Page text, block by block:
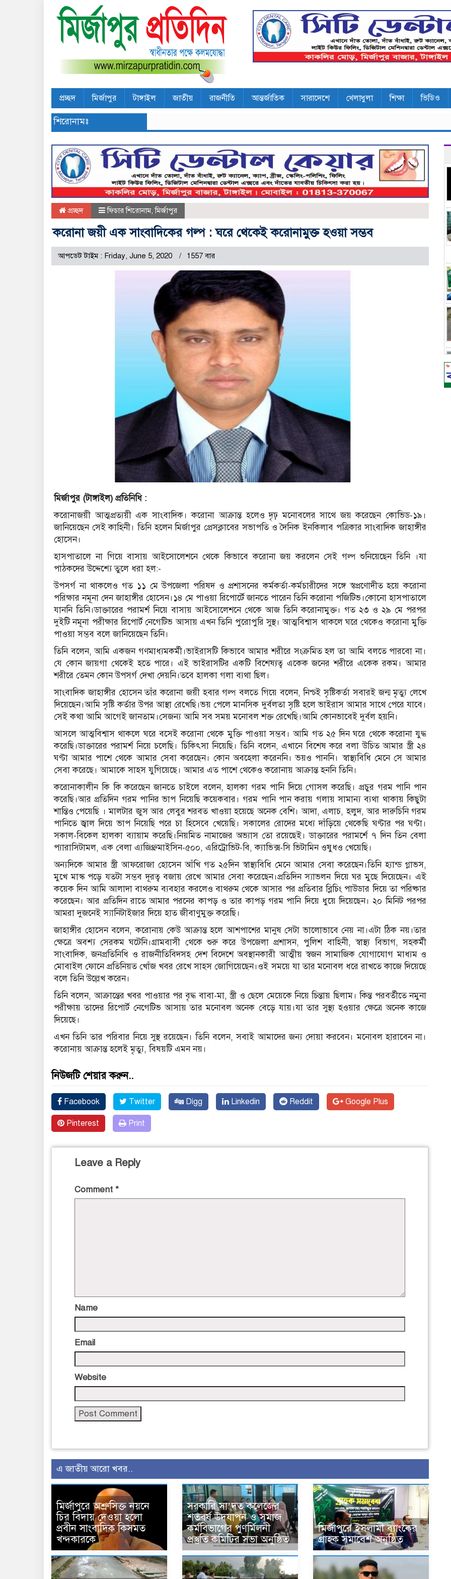
প্রচ্ছদ মির্জাপুর টাঙ্গাইল জাতীয় রাজনীতি আন্তর্জাতিক সারাদেশে খেলাধুলা শিক্ষা ভিডিও
শিরোনামঃ
প্রচ্ছদ ফিচার শিরোনাম,মির্জাপুর
করোনা জয়ী এক সাংবাদিকের গল্প : ঘরে থেকেই করোনামুক্ত হওয়া সম্ভব
আপডেট টাইম : Friday, June 5, 2020 1557 বার
মির্জাপুর (টাঙ্গাইল) প্রতিনিধি :
করোনাজয়ী আত্মপ্রত্যয়ী এক সাংবাদিক। করোনা আক্রান্ত হলেও দৃঢ় মনোবলের সাথে জয় করেছেন কোভিড-১৯।
জানিয়েছেন সেই কাহিনী। তিনি হলেন মির্জাপুর প্রেসক্লাবের সভাপতি ও দৈনিক ইনকিলাব পত্রিকার সাংবাদিক জাহাঙ্গীর
হোসেন।
হাসপাতালে না গিয়ে বাসায় আইসোলেশনে থেকে কিভাবে করোনা জয় করলেন সেই গল্প শুনিয়েছেন তিনি ।যা
পাঠকদের উদ্দেশ্যে তুলে ধরা হল:-
উপসর্গ না থাকলেও গত ১১ মে উপজেলা পরিষদ ও প্রশাসনের কর্মকর্তা-কর্মচারীদের সঙ্গে স্বপ্রণোদীত হয়ে করোনা
পরিক্ষার নমূনা দেন জাহাঙ্গীর হোসেন।১৪ মে পাওয়া রিপোর্টে জানতে পারেন তিনি করোনা পজিটিভ।কোনো হাসপাতালে
যাননি তিনি।ডাক্তারের পরামর্শ নিয়ে বাসায় আইসোলেশনে থেকে আজ তিনি করোনামুক্ত। গত ২৩ ও ২৯ মে পরপর
দুইটি নমূনা পরীক্ষার রিপোর্ট নেগেটিভ আসায় এখন তিনি পুরোপুরি সুস্থ। আত্মবিশ্বাস থাকলে ঘরে থেকেও করোনা মুক্তি
পাওয়া সম্ভব বলে জানিয়েছেন তিনি।
তিনি বলেন, আমি একজন গণমাধ্যমকর্মী।ভাইরাসটি কিভাবে আমার শরীরে সংক্রমিত হল তা আমি বলতে পারবো না।
যে কোন জায়গা থেকেই হতে পারে। এই ভাইরাসটির একটি বিশেষ্যত্ব একেক জনের শরীরে একেক রকম। আমার
শরীরে তেমন কোন উপসর্গ দেখা দেয়নি।তবে হালকা গলা ব্যথা ছিল।
সাংবাদিক জাহাঙ্গীর হোসেন তাঁর করোনা জয়ী হবার গল্প বলতে গিয়ে বলেন, নিশ্চই সৃষ্টিকর্তা সবারই জন্ম মৃত্যু লেখে
দিয়েছেন।আমি সৃষ্টি কর্তার উপর আস্থা রেখেছি।ভয় পেলে মানসিক দুর্বলতা সৃষ্টি হলে ভাইরাস আমার সাথে পেরে যাবে।
সেই কথা আমি আগেই জানতাম।সেজন্য আমি সব সময় মনোবল শক্ত রেখেছি।আমি কোনভাবেই দুর্বল হয়নি।
আসলে আত্মবিশ্বাস থাকলে ঘরে বসেই করোনা থেকে মুক্তি পাওয়া সম্ভব। আমি গত ২৫ দিন ঘরে থেকে করোনা যুদ্ধ
করেছি।ডাক্তারের পরামর্শ নিয়ে চলেছি। চিকিৎসা নিয়েছি। তিনি বলেন, এখানে বিশেষ করে বলা উচিত আমার স্ত্রী ২৪
ঘণ্টা আমার পাশে থেকে আমার সেবা করেছেন। কোন অবহেলা করেননি। ভয়ও পাননি। স্বাস্থ্যবিধি মেনে সে আমার
সেবা করেছে। আমাকে সাহস যুগিয়েছে। আমার এত পাশে থেকেও করোনায় আক্রান্ত হননি তিনি।
করোনাকালীন কি কি করেছেন জানতে চাইলে বলেন, হালকা গরম পানি দিয়ে গোসল করেছি। প্রচুর গরম পানি পান
করেছি।আর প্রতিদিন গরম পানির ভাপ নিয়েছি কয়েকবার। গরম পানি পান করায় গলায় সামান্য ব্যথা থাকায় কিছুটা
শান্তিও পেয়েছি । মালটার জুস আর লেবুর শরবত খাওয়া হয়েছে অনেক বেশি। আদা, এলাচ, হলুদ, আর দারুচিনি গরম
পানিতে জ্বাল দিয়ে ভাপ নিয়েছি পরে চা হিসেবে খেয়েছি। সকালের রোদের মধ্যে দাঁড়িয়ে থেকেছি ঘণ্টার পর ঘণ্টা।
সকাল-বিকেল হালকা ব্যায়াম করেছি।নিয়মিত নামাজের অভ্যাস তো রয়েছেই। ডাক্তারের পরামর্শে ৭ দিন তিন বেলা
প্যারাসিটামল, এক বেলা এ্যজিথ্রুমাইসিন-৫০০, এরিট্রোভিট-বি, ক্যাভিক্স-সি ভিটামিন ওষুধও খেয়েছি।
অন্যদিকে আমার স্ত্রী আফরোজা হোসেন আঁখি গত ২৫দিন স্বাস্থ্যবিধি মেনে আমার সেবা করেছেন।তিনি হ্যান্ড গ্লাভস,
মুখে মাস্ক পড়ে যতটা সম্ভব দূরত্ব বজায় রেখে আমার সেবা করেছেন।প্রতিদিন স্যাভলন দিয়ে ঘর মুছে দিয়েছেন। এই
কয়েক দিন আমি আলাদা বাথরুম ব্যবহার করলেও বাথরুম থেকে আসার পর প্রতিবার ব্লিচিং পাউডার দিয়ে তা পরিষ্কার
করেছেন। আর প্রতিদিন রাতে আমার পরনের কাপড় ও তার কাপড় গরম পানি দিয়ে ধুয়ে দিয়েছেন। ২০ মিনিট পরপর
আমরা দুজনেই স্যানিটাইজার দিয়ে হাত জীবাণুমুক্ত করেছি।
জাহাঙ্গীর হোসেন বলেন, করোনায় কেউ আক্রান্ত হলে আশপাশের মানুষ সেটা ভালোভাবে নেয় না।এটা ঠিক নয়।তার
ক্ষেত্রে অবশ্য সেরকম ঘটেনি।গ্রামবাসী থেকে শুরু করে উপজেলা প্রশাসন, পুলিশ বাহিনী, স্বাস্থ্য বিভাগ, সহকর্মী
সাংবাদিক, জনপ্রতিনিধি ও রাজনীতিবিদসহ দেশ বিদেশে অবস্থানকারী আত্মীয় স্বজন সামাজিক যোগাযোগ মাধ্যম ও
মোবাইল ফোনে প্রতিনিয়ত খোঁজ খবর রেখে সাহস জোগিয়েছেন।ওই সময়ে যা তার মনোবল ধরে রাখতে কাজে দিয়েছে
বলে তিনি উল্লেখ করেন।
তিনি বলেন, আক্রান্তের খবর পাওয়ার পর বৃদ্ধ বাবা-মা, স্ত্রী ও ছেলে মেয়েকে নিয়ে চিন্তায় ছিলাম। কিন্ত পরবর্তীতে নমুনা
পরীক্ষায় তাদের রিপোর্ট নেগেটিভ আসায় তার মনোবল অনেক বেড়ে যায়।যা তার সুস্থ্য হওয়ার ক্ষেত্রে অনেক কাজে
দিয়েছে।
এখন তিনি তার পরিবার নিয়ে সুস্থ রয়েছেন। তিনি বলেন, সবাই আমাদের জন্য দোয়া করবেন। মনোবল হারাবেন না।
করোনায় আক্রান্ত হলেই মৃত্যু, বিষয়টি এমন নয়।
নিউজটি শেয়ার করুন..
Facebook Twitter Digg Linkedin Reddit Google Plus
Pinterest Print
Leave a Reply
Comment *
Name
Email
Website
এ জাতীয় আরো খবর..
মির্জাপুরে অশ্রুসিক্ত নয়নে
চির বিদায় দেওয়া হলো
প্রবীন সাংবাদিক কিসমত
খন্দকারকে
সরকারি সা’দত কলেজের
শতবর্ষ উদযাপন ও সমাজ
কর্মবিভাগের পুণর্মিলনী
প্রস্তুতি কমিটির সভা অনুষ্ঠিত
মির্জাপুরে ইসলামী ব্যাংকের
গ্রাহক সমাবেশ অনুষ্ঠিত